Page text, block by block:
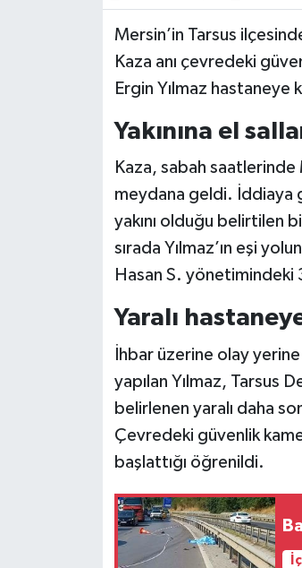
Mersin’in Tarsus
Kaza anı çevredeki
Ergin Yılmaz hastaneye
Yakınına el
Kaza, sabah
meydana geldi. İddiaya
yakını olduğu belirtilen
sırada Yılmaz’ın eşi
Hasan S. yönetimindeki
Yaralı
İhbar üzerine olay
yapılan Yılmaz, Tarsus
belirlenen yaralı daha
Çevredeki güvenlik
başlattığı öğrenildi.
SürManşet
KAHRAMANMARAŞ